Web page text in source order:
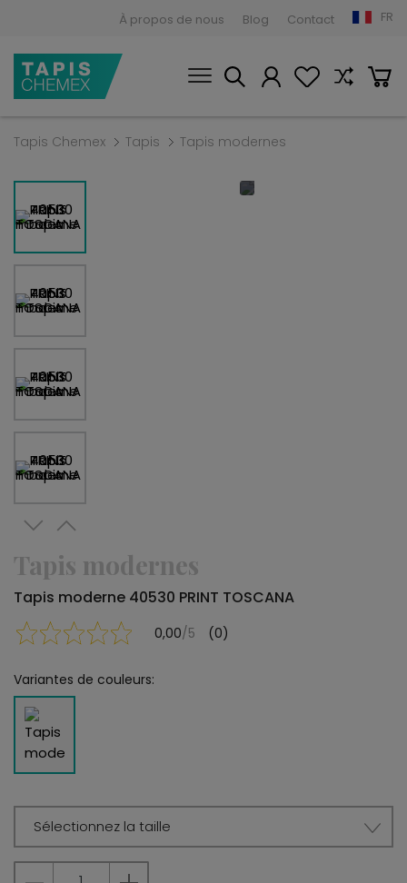
À propos de nous Blog Contact FR
Tapis Chemex Tapis Tapis modernes
Tapis modernes
Tapis moderne 40530 PRINT TOSCANA
0,00/5 (0)
Variantes de couleurs:
Sélectionnez la taille